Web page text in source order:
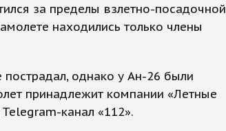
за пределы взлетно-посадочной
находились только члены
пострадал, однако у Ан-26 были
принадлежит компании «Летные
канал «112».